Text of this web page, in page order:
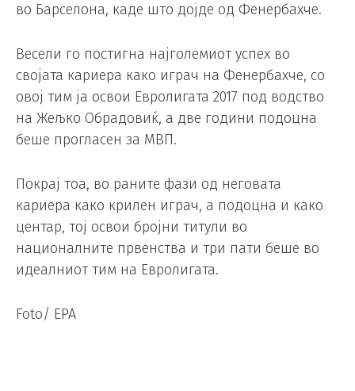
во Барселона, каде што дојде од Фенербахче.
Весели го постигна најголемиот успех во
својата кариера како играч на Фенербахче, со
овој тим ја освои Евролигата 2017 под водство
на Жељко Обрадовиќ, а две години подоцна
беше прогласен за МВП.
Покрај тоа, во раните фази од неговата
кариера како крилен играч, а подоцна и како
центар, тој освои бројни титули во
националните првенства и три пати беше во
идеалниот тим на Евролигата.
Foto/ EPA